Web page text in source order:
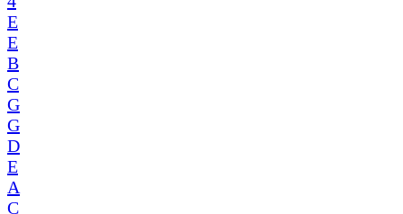
E
E
B
C
G
G
D
E
A
C